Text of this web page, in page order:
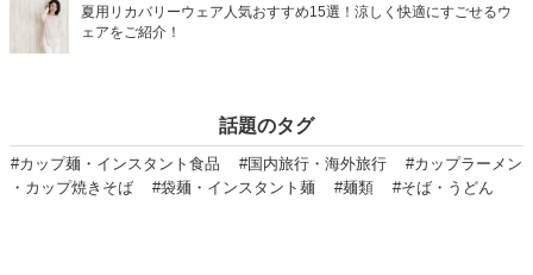
夏用リカバリーウェア人気おすすめ15選！涼しく快適にすごせるウ
ェアをご紹介！
話題のタグ
#カップ麺・インスタント食品 #国内旅行・海外旅行
#カップラーメン
・カップ焼きそば
#袋麺・インスタント麺 #麺類 #そば・うどん